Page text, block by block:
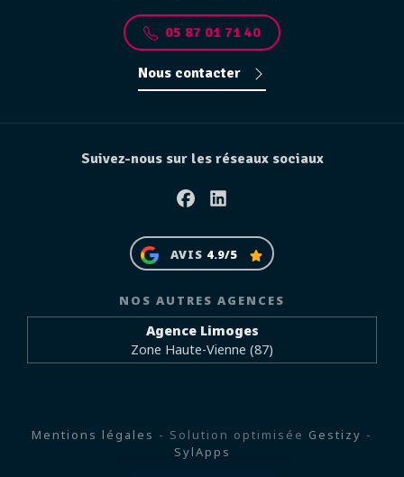
05 87 01 71 40
Nous contacter
Suivez-nous sur les réseaux sociaux
FacebookLinkedin
AVIS 4.9/5
NOS AUTRES AGENCES
Agence Limoges
Zone Haute-Vienne (87)
Mentions légales - Solution optimisée Gestizy -
SylApps